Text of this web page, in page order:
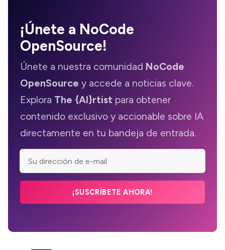
¡Únete a NoCode
OpenSource!
Únete a nuestra comunidad NoCode
OpenSource y accede a noticias clave.
Explora The {AI}rtist para obtener
contenido exclusivo y accionable sobre IA
directamente en tu bandeja de entrada.
¡SUSCRÍBETE AHORA!